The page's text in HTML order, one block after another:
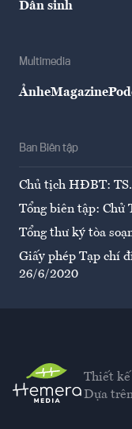
Dân sinh
Multimedia
ẢnheMagazine
Ban Biên tập
Chủ tịch HĐBT:
Tổng biên tập: Chử
Tổng thư ký tòa
Giấy phép Tạp chí
26/6/2020
Thiết
Dựa